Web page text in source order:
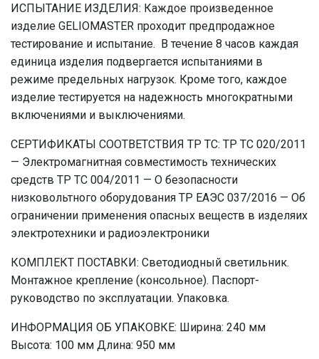
ИСПЫТАНИЕ ИЗДЕЛИЯ: Каждое произведенное
изделие GELIOMASTER проходит предпродажное
тестирование и испытание. В течение 8 часов каждая
единица изделия подвергается испытаниями в
режиме предельных нагрузок. Кроме того, каждое
изделие тестируется на надежность многократными
включениями и выключениями.
СЕРТИФИКАТЫ СООТВЕТСТВИЯ ТР ТС: ТР ТС 020/2011
— Электромагнитная совместимость технических
средств ТР ТС 004/2011 — О безопасности
низковольтного оборудования ТР ЕАЭС 037/2016 — Об
ограничении применения опасных веществ в изделяих
электротехники и радиоэлектроники
КОМПЛЕКТ ПОСТАВКИ: Светодиодный светильник.
Монтажное крепление (консольное). Паспорт-
руководство по эксплуатации. Упаковка.
ИНФОРМАЦИЯ ОБ УПАКОВКЕ: Ширина: 240 мм
Высота: 100 мм Длина: 950 мм